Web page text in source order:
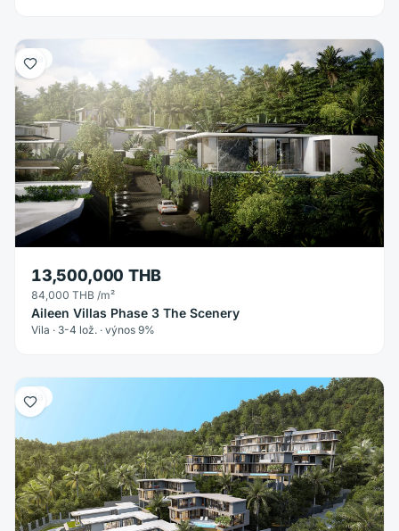
Vila
13,500,000 THB
84,000 THB /m²
Aileen Villas Phase 3 The Scenery
Vila · 3-4 lož. · výnos 9%
Vila